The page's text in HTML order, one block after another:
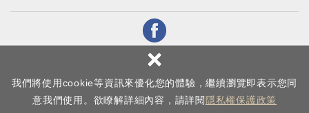
我們將使用cookie等資訊來優化您的體驗，繼續瀏覽即表示您同
意我們使用。欲瞭解詳細內容，請詳閱 隱私權保護政策
×
Copyright © 清境日初雲來渡假莊園 All rights reserved.
網頁設計: 新視野 免責聲明 使用條款